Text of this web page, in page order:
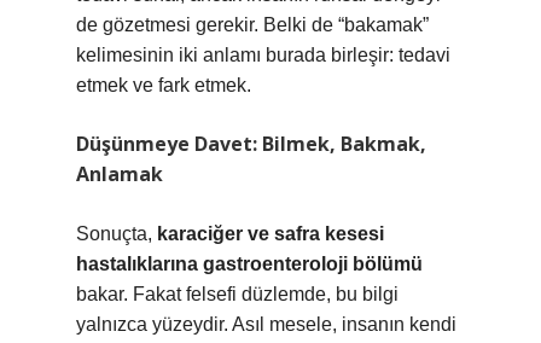
de gözetmesi gerekir. Belki de “bakamak”
kelimesinin iki anlamı burada birleşir: tedavi
etmek ve fark etmek.
Düşünmeye Davet: Bilmek, Bakmak,
Anlamak
Sonuçta, karaciğer ve safra kesesi
hastalıklarına gastroenteroloji bölümü
bakar. Fakat felsefi düzlemde, bu bilgi
yalnızca yüzeydir. Asıl mesele, insanın kendi